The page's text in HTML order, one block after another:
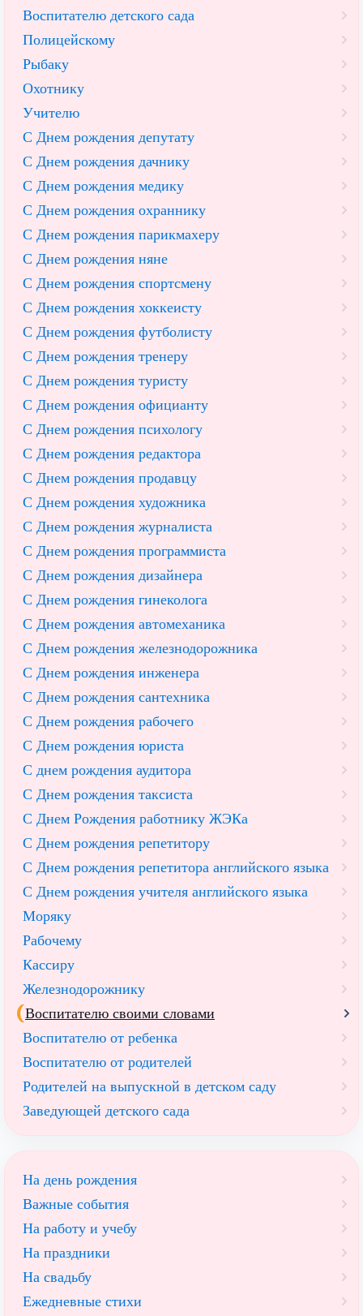
Воспитателю детского сада
Полицейскому
Рыбаку
Охотнику
Учителю
С Днем рождения депутату
С Днем рождения дачнику
С Днем рождения медику
С Днем рождения охраннику
С Днем рождения парикмахеру
С Днем рождения няне
С Днем рождения спортсмену
С Днем рождения хоккеисту
С Днем рождения футболисту
С Днем рождения тренеру
С Днем рождения туристу
С Днем рождения официанту
С Днем рождения психологу
С Днем рождения редактора
С Днем рождения продавцу
С Днем рождения художника
С Днем рождения журналиста
С Днем рождения программиста
С Днем рождения дизайнера
С Днем рождения гинеколога
С Днем рождения автомеханика
С Днем рождения железнодорожника
С Днем рождения инженера
С Днем рождения сантехника
С Днем рождения рабочего
С Днем рождения юриста
С днем рождения аудитора
С Днем рождения таксиста
С Днем Рождения работнику ЖЭКа
С Днем рождения репетитору
С Днем рождения репетитора английского языка
С Днем рождения учителя английского языка
Моряку
Рабочему
Кассиру
Железнодорожнику
Воспитателю своими словами
Воспитателю от ребенка
Воспитателю от родителей
Родителей на выпускной в детском саду
Заведующей детского сада
На день рождения
Важные события
На работу и учебу
На праздники
На свадьбу
Ежедневные стихи